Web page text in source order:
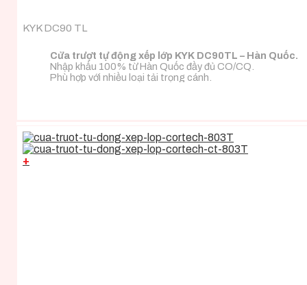
KYK DC90 TL
Cửa trượt tự động xếp lớp KYK DC90TL – Hàn Quốc.
Nhập khẩu 100% từ Hàn Quốc đầy đủ CO/CQ.
Phù hợp với nhiều loại tải trọng cánh.
+